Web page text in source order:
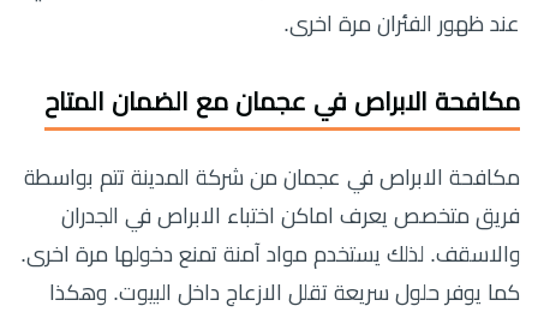
عند ظهور الفئران مرة اخرى.
مكافحة الابراص في عجمان مع الضمان المتاح
مكافحة الابراص في عجمان من شركة المدينة تتم بواسطة
فريق متخصص يعرف اماكن اختباء الابراص في الجدران
والاسقف. لذلك يستخدم مواد آمنة تمنع دخولها مرة اخرى.
كما يوفر حلول سريعة تقلل الازعاج داخل البيوت. وهكذا